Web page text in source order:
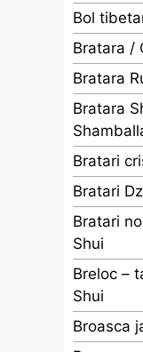
Bol
Bratara /
Bratara
Bratara
Bratari
Bratari
Bratari
Shui
Breloc –
Shui
Broasca